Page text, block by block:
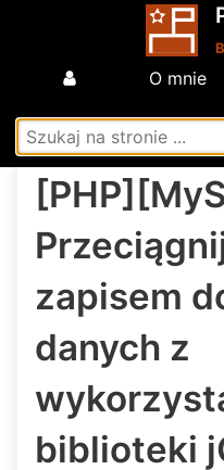
zapisem
danych z
biblioteki
O mnie